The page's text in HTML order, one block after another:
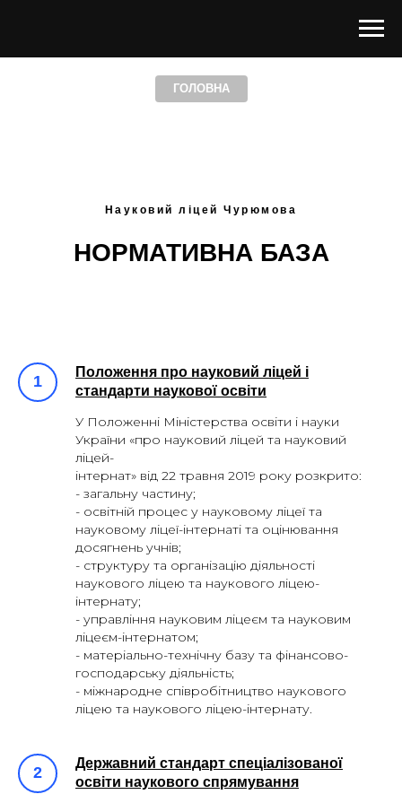
ГОЛОВНА
Науковий ліцей Чурюмова
НОРМАТИВНА БАЗА
Положення про науковий ліцей і
стандарти наукової освіти
У Положенні Міністерства освіти і науки
України «про науковий ліцей та науковий
ліцей-
інтернат» від 22 травня 2019 року розкрито:
- загальну частину;
- освітній процес у науковому ліцеї та
науковому ліцеї-інтернаті та оцінювання
досягнень учнів;
- структуру та організацію діяльності
наукового ліцею та наукового ліцею-
інтернату;
- управління науковим ліцеєм та науковим
ліцеєм-інтернатом;
- матеріально-технічну базу та фінансово-
господарську діяльність;
- міжнародне співробітництво наукового
ліцею та наукового ліцею-інтернату.
Державний стандарт спеціалізованої
освіти наукового спрямування